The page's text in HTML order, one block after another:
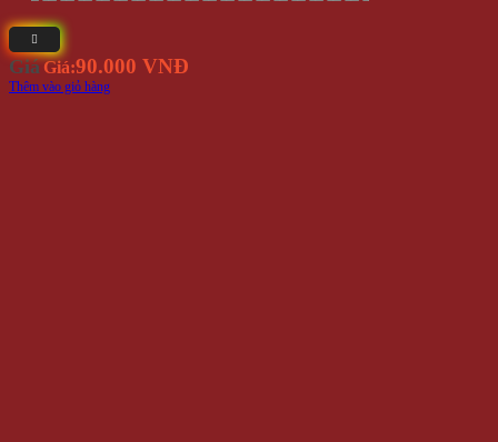
Giá Giá:90.000 VNĐ
Thêm vào giỏ hàng